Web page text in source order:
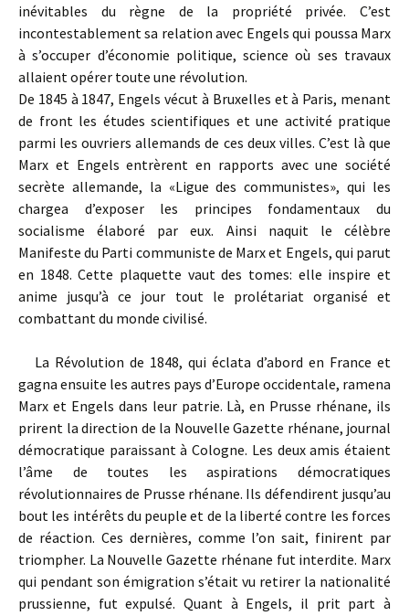
inévitables du règne de la propriété privée. C’est
incontestablement sa relation avec Engels qui poussa Marx
à s’occuper d’économie politique, science où ses travaux
allaient opérer toute une révolution.
De 1845 à 1847, Engels vécut à Bruxelles et à Paris, menant
de front les études scientifiques et une activité pratique
parmi les ouvriers allemands de ces deux villes. C’est là que
Marx et Engels entrèrent en rapports avec une société
secrète allemande, la «Ligue des communistes», qui les
chargea d’exposer les principes fondamentaux du
socialisme élaboré par eux. Ainsi naquit le célèbre
Manifeste du Parti communiste de Marx et Engels, qui parut
en 1848. Cette plaquette vaut des tomes: elle inspire et
anime jusqu’à ce jour tout le prolétariat organisé et
combattant du monde civilisé.
La Révolution de 1848, qui éclata d’abord en France et
gagna ensuite les autres pays d’Europe occidentale, ramena
Marx et Engels dans leur patrie. Là, en Prusse rhénane, ils
prirent la direction de la Nouvelle Gazette rhénane, journal
démocratique paraissant à Cologne. Les deux amis étaient
l’âme de toutes les aspirations démocratiques
révolutionnaires de Prusse rhénane. Ils défendirent jusqu’au
bout les intérêts du peuple et de la liberté contre les forces
de réaction. Ces dernières, comme l’on sait, finirent par
triompher. La Nouvelle Gazette rhénane fut interdite. Marx
qui pendant son émigration s’était vu retirer la nationalité
prussienne, fut expulsé. Quant à Engels, il prit part à